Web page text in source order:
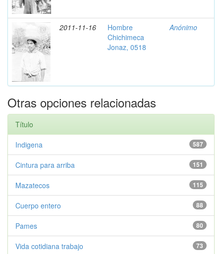
2011-11-16
Hombre
Chichimeca
Jonaz, 0518
Anónimo
Otras opciones relacionadas
Título
587
Indigena
151
Cintura para arriba
115
Mazatecos
88
Cuerpo entero
80
Pames
73
Vida cotidiana trabajo